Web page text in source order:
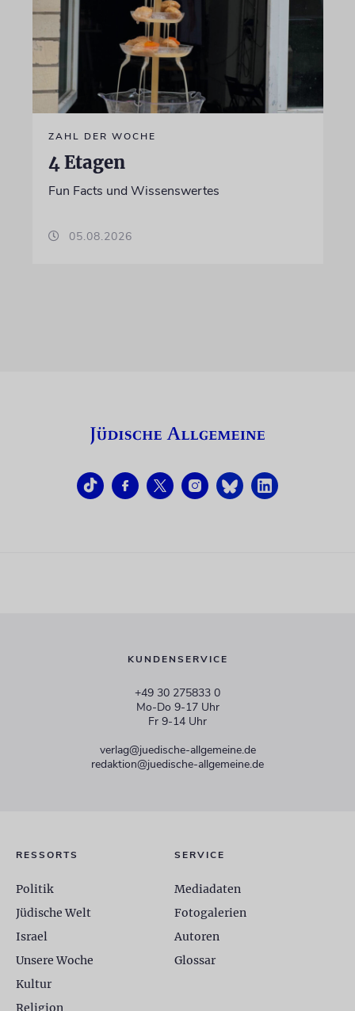
ZAHL DER WOCHE
4 Etagen
Fun Facts und Wissenswertes
05.08.2026
KUNDENSERVICE
+49 30 275833 0
Mo-Do 9-17 Uhr
Fr 9-14 Uhr
verlag@juedische-allgemeine.de
redaktion@juedische-allgemeine.de
RESSORTS
Politik
Jüdische Welt
Israel
Unsere Woche
Kultur
Religion
SERVICE
Mediadaten
Fotogalerien
Autoren
Glossar